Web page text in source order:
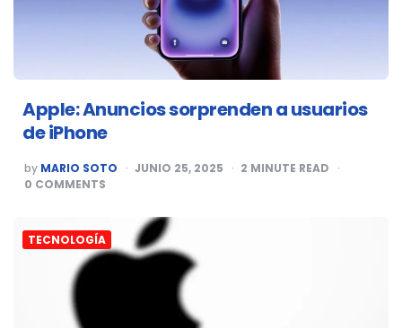
Apple: Anuncios sorprenden a usuarios
de iPhone
POSTED
BY
by MARIO SOTO JUNIO 25, 2025 2 MINUTE READ
0 COMMENTS
TECNOLOGÍA